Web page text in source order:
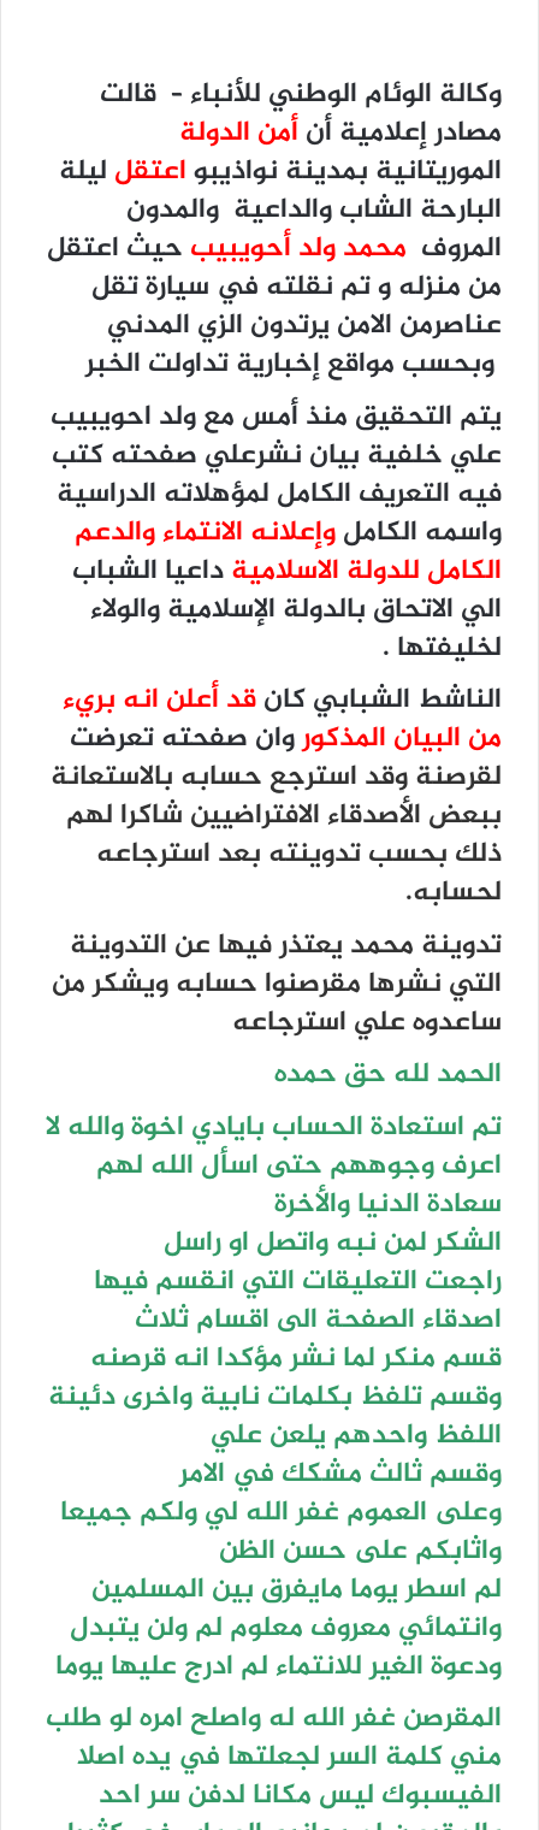
وكالة الوئام الوطني للأنباء – قالت
مصادر إعلامية أنأمن الدولة
الموريتانية بمدينة نواذيبواعتقل ليلة
البارحة الشاب والداعية والمدون
المروف محمد ولد أحويبيب حيث اعتقل
من منزله و تم نقلته في سيارة تقل
عناصرمن الامن يرتدون الزي المدني
وبحسب مواقع إخبارية تداولت الخبر
يتم التحقيق منذ أمس مع ولد احويبيب
علي خلفية بيان نشرعلي صفحته كتب
فيه التعريف الكامل لمؤهلاته الدراسية
واسمه الكاملوإعلانه الانتماء والدعم
الكامل للدولة الاسلاميةداعيا الشباب
الي الاتحاق بالدولة الإسلامية والولاء
لخليفتها .
الناشط الشبابي كانقد أعلن انه بريء
من البيان المذكوروان صفحته تعرضت
لقرصنة وقد استرجع حسابه بالاستعانة
ببعض الأصدقاء الافتراضيين شاكرا لهم
ذلك بحسب تدوينته بعد استرجاعه
لحسابه.
تدوينة محمد يعتذر فيها عن التدوينة
التي نشرها مقرصنوا حسابه ويشكر من
ساعدوه علي استرجاعه
الحمد لله حق حمده
تم استعادة الحساب بايادي اخوة والله لا
اعرف وجوههم حتى اسأل الله لهم
سعادة الدنيا والأخرة
الشكر لمن نبه واتصل او راسل
راجعت التعليقات التي انقسم فيها
اصدقاء الصفحة الى اقسام ثلاث
قسم منكر لما نشر مؤكدا انه قرصنه
وقسم تلفظ بكلمات نابية واخرى دئينة
اللفظ واحدهم يلعن علي
وقسم ثالث مشكك في الامر
وعلى العموم غفر الله لي ولكم جميعا
واثابكم على حسن الظن
لم اسطر يوما مايفرق بين المسلمين
وانتمائي معروف معلوم لم ولن يتبدل
ودعوة الغير للانتماء لم ادرج عليها يوما
المقرصن غفر الله له واصلح امره لو طلب
مني كلمة السر لجعلتها في يده اصلا
الفيسبوك ليس مكانا لدفن سر احد